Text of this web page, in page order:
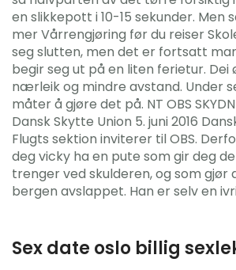
en slikkepott i 10-15 sekunder. Men
mer Vårrengjøring før du reiser
seg slutten, men det er fortsatt
begir seg ut på en liten ferietur. Dei
nærleik og mindre avstand. Under
måter å gjøre det på. NT OBS
Dansk Skytte Union 5. juni 2016
Flugts sektion inviterer til OBS.
deg vicky ha en pute som gir deg
trenger ved skulderen, og som
bergen avslappet. Han er selv en
Sex date oslo billig